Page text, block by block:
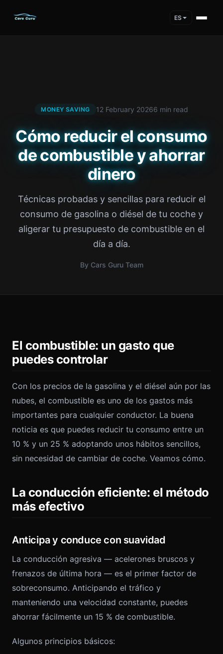
ES
MONEY SAVING 12 February 20266 min read
Cómo reducir el consumo
de combustible y ahorrar
dinero
Técnicas probadas y sencillas para reducir el
consumo de gasolina o diésel de tu coche y
aligerar tu presupuesto de combustible en el
día a día.
By Cars Guru Team
El combustible: un gasto que
puedes controlar
Con los precios de la gasolina y el diésel aún por las
nubes, el combustible es uno de los gastos más
importantes para cualquier conductor. La buena
noticia es que puedes reducir tu consumo entre un
10 % y un 25 % adoptando unos hábitos sencillos,
sin necesidad de cambiar de coche. Veamos cómo.
La conducción eficiente: el método
más efectivo
Anticipa y conduce con suavidad
La conducción agresiva — acelerones bruscos y
frenazos de última hora — es el primer factor de
sobreconsumo. Anticipando el tráfico y
manteniendo una velocidad constante, puedes
ahorrar fácilmente un 15 % de combustible.
Algunos principios básicos: